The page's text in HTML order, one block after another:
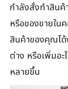
กำลังสั่งทำสินค้
หรือของขายใ
สินค้าของคุณไ
ต่าง หรือเพิ่มอะ
หลายขึ้น